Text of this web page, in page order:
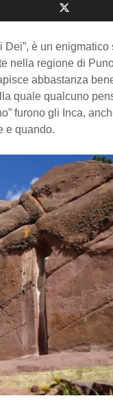
Dei”, è un enigmatico
nella regione di
abbastanza
quale qualcuno
furono gli Inca,
e quando.